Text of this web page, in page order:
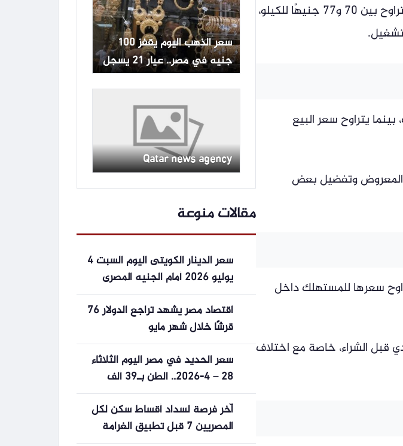
أما سعر الفراخ البيضاء للمستهلك داخل الأسواق ومحال بيع الدواجن، فيتراوح بين 70 و77 جنيهًا للكيلو،
في المزارع اليوم ما بين 87 و105 جنيهات، بينما يتراوح سعر البيع
المعروض وتفضيل بعض
ما بين 75 و78 جنيهًا، بينما يتراوح سعرها للمستهلك داخل
قبل الشراء، خاصة مع اختلاف
سعر الذهب اليوم يقفز 100
جنيه في مصر.. عيار 21 يسجل
6080 جنيها
Qatar news agency
مقالات منوعة
سعر الدينار الكويتى اليوم السبت 4
يوليو 2026 أمام الجنيه المصرى
اقتصاد مصر يشهد تراجع الدولار 76
قرشًا خلال شهر مايو
سعر الحديد في مصر اليوم الثلاثاء
28 – 4-2026.. الطن بـ39 ألف
جنيه
آخر فرصة لسداد أقساط سكن لكل
المصريين 7 قبل تطبيق الغرامة